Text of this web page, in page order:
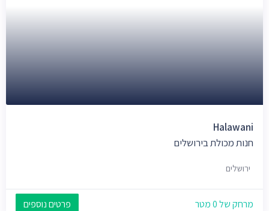
Halawani
חנות מכולת בירושלים
ירושלים
מרחק של 0 מטר פרטים נוספים